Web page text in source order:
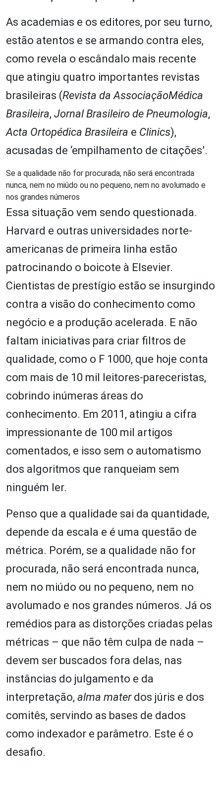
As academias e os editores, por seu turno,
estão atentos e se armando contra eles,
como revela o escândalo mais recente
que atingiu quatro importantes revistas
brasileiras (Revista da AssociaçãoMédica
Brasileira, Jornal Brasileiro de Pneumologia,
Acta Ortopédica Brasileira e Clinics),
acusadas de ‘empilhamento de citações’.
Se a qualidade não for procurada, não será encontrada
nunca, nem no miúdo ou no pequeno, nem no avolumado e
nos grandes números
Essa situação vem sendo questionada.
Harvard e outras universidades norte-
americanas de primeira linha estão
patrocinando o boicote à Elsevier.
Cientistas de prestígio estão se insurgindo
contra a visão do conhecimento como
negócio e a produção acelerada. E não
faltam iniciativas para criar filtros de
qualidade, como o F 1000, que hoje conta
com mais de 10 mil leitores-pareceristas,
cobrindo inúmeras áreas do
conhecimento. Em 2011, atingiu a cifra
impressionante de 100 mil artigos
comentados, e isso sem o automatismo
dos algoritmos que ranqueiam sem
ninguém ler.
Penso que a qualidade sai da quantidade,
depende da escala e é uma questão de
métrica. Porém, se a qualidade não for
procurada, não será encontrada nunca,
nem no miúdo ou no pequeno, nem no
avolumado e nos grandes números. Já os
remédios para as distorções criadas pelas
métricas – que não têm culpa de nada –
devem ser buscados fora delas, nas
instâncias do julgamento e da
interpretação, alma materdos júris e dos
comitês, servindo as bases de dados
como indexador e parâmetro. Este é o
desafio.